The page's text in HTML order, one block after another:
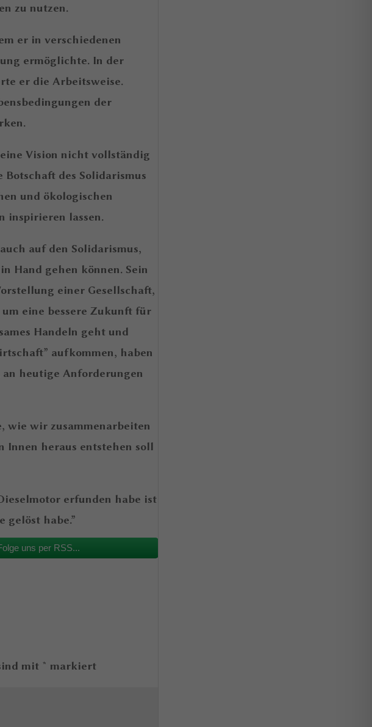
zu nutzen.
er in verschiedenen
ermöglichte. In der
er die Arbeitsweise.
der
Vision nicht vollständig
Botschaft des Solidarismus
und ökologischen
inspirieren lassen.
auf den Solidarismus,
Hand gehen können. Sein
einer Gesellschaft,
eine bessere Zukunft für
Handeln geht und
aufkommen, haben
an heutige Anforderungen
wie wir zusammenarbeiten
Innen heraus entstehen soll
erfunden habe ist
gelöst habe.”
uns per RSS...
mit * markiert